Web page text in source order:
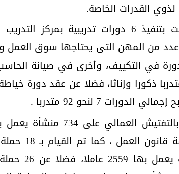
وأضاف سعفان أن المديرية قامت بتنفيذ 6 دورات تدريبية
في التكييف، وأخرى في صيانة
مشغولات يدوية لنحو 83 متدربا ذكورا وإناثا، فضلا عن عقد دورة
عاملا وتم تحرير 57 محضرا
شامل نهاري وليلي لـ 33